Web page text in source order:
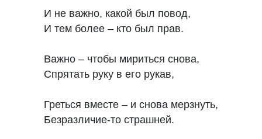
И не важно, какой был повод,
И тем более – кто был прав.
Важно – чтобы мириться снова,
Спрятать руку в его рукав,
Греться вместе – и снова мерзнуть,
Безразличие-то страшней.